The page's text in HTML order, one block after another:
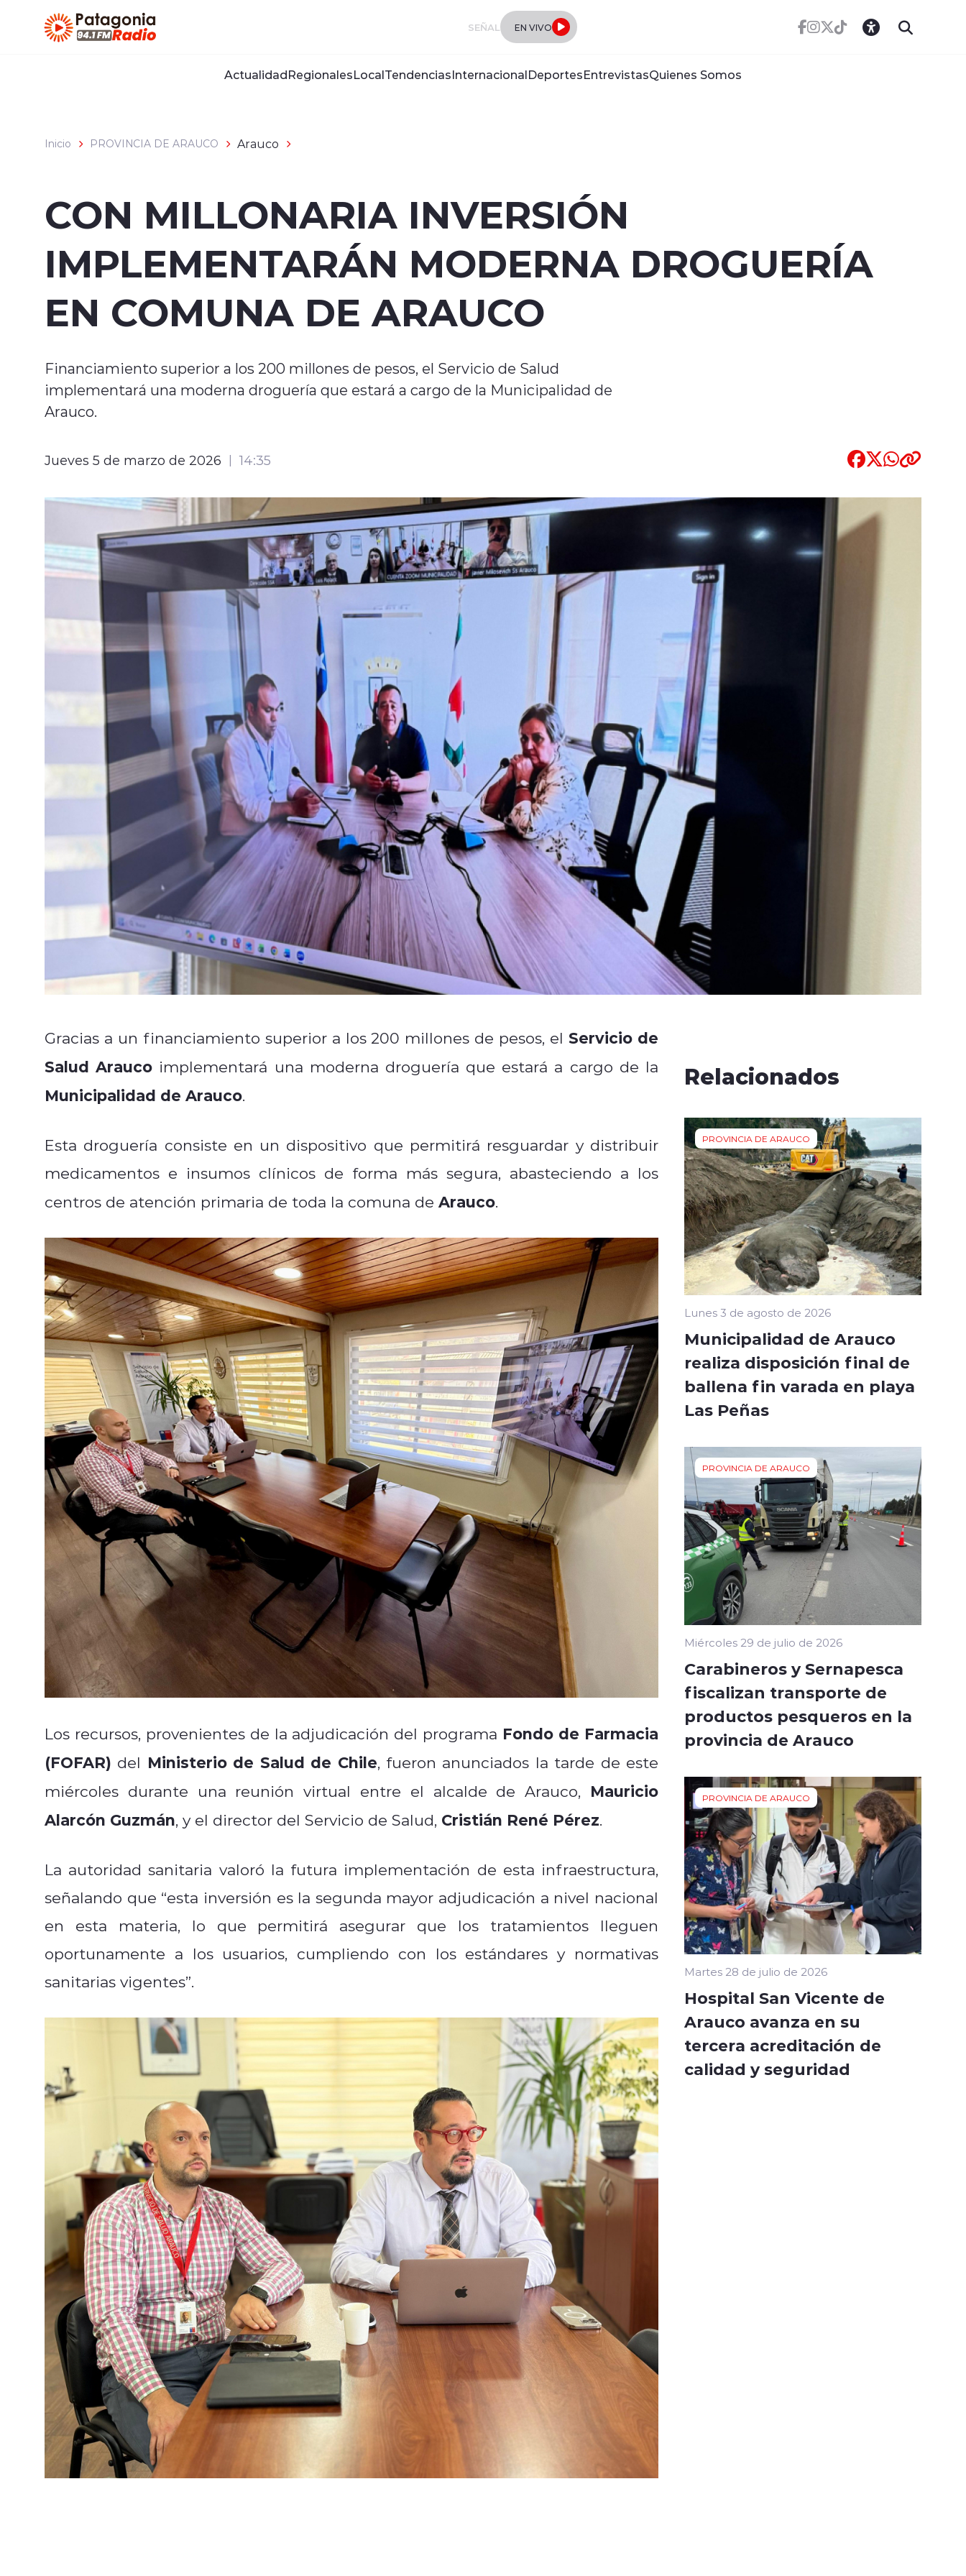
SEÑAL EN VIVO
ActualidadRegionalesLocalTendenciasInternacionalDeportesEntrevistasQuienes Somos
Inicio PROVINCIA DE ARAUCO Arauco
CON MILLONARIA INVERSIÓN
IMPLEMENTARÁN MODERNA DROGUERÍA
EN COMUNA DE ARAUCO
Financiamiento superior a los 200 millones de pesos, el Servicio de Salud
implementará una moderna droguería que estará a cargo de la Municipalidad de
Arauco.
Jueves 5 de marzo de 2026 14:35
Gracias a un financiamiento superior a los 200 millones de pesos, el Servicio de
Salud Arauco implementará una moderna droguería que estará a cargo de la
Municipalidad de Arauco.
Esta droguería consiste en un dispositivo que permitirá resguardar y distribuir
medicamentos e insumos clínicos de forma más segura, abasteciendo a los
centros de atención primaria de toda la comuna de Arauco.
Los recursos, provenientes de la adjudicación del programa Fondo de Farmacia
(FOFAR) del Ministerio de Salud de Chile, fueron anunciados la tarde de este
miércoles durante una reunión virtual entre el alcalde de Arauco, Mauricio
Alarcón Guzmán, y el director del Servicio de Salud, Cristián René Pérez.
La autoridad sanitaria valoró la futura implementación de esta infraestructura,
señalando que “esta inversión es la segunda mayor adjudicación a nivel nacional
en esta materia, lo que permitirá asegurar que los tratamientos lleguen
oportunamente a los usuarios, cumpliendo con los estándares y normativas
sanitarias vigentes”.
Relacionados
PROVINCIA DE ARAUCO
Lunes 3 de agosto de 2026
Municipalidad de Arauco
realiza disposición final de
ballena fin varada en playa
Las Peñas
PROVINCIA DE ARAUCO
Miércoles 29 de julio de 2026
Carabineros y Sernapesca
fiscalizan transporte de
productos pesqueros en la
provincia de Arauco
PROVINCIA DE ARAUCO
Martes 28 de julio de 2026
Hospital San Vicente de
Arauco avanza en su
tercera acreditación de
calidad y seguridad